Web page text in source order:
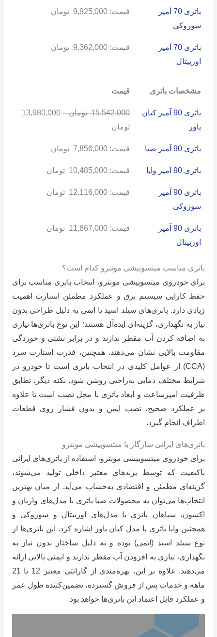
باتری 70 آمپر
سوزوکی
قیمت: 9,925,000 تومان
باتری 70 آمپر
اوربیتال
قیمت: 9,362,000 تومان
مشخصات باتری قیمت
باتری 90 آمپر کیان
پاور
15,542,000 تومان –
13,980,000
تومان
باتری 90 آمپر صبا قیمت: 7,856,000 تومان
باتری 90 آمپر وایا قیمت: 10,485,000 تومان
باتری 90 آمپر
سوزوکی
قیمت: 12,116,000 تومان
باتری 90 آمپر
اوربیتال
قیمت: 11,867,000 تومان
باتری مناسب میتسوبیشی مونترو کدام است؟
برای خودروی میتسوبیشی مونترو، انتخاب باتری مناسب برای
حفظ کارایی سیستم برق و عملکرد مطمئن استارت اهمیت
زیادی دارد. باتری‌های سیلد اسید یا اتمی به دلیل طراحی بدون
نیاز به نگهداری، گزینه‌ای ایده‌آل هستند؛ این نوع باتری‌ها نیازی
به اضافه کردن آب مقطر ندارند و در برابر نشتی و خوردگی
مقاومت بالایی نشان می‌دهند. همچنین، قدرت استارت سرد
(CCA) از عوامل کلیدی در انتخاب باتری است تا خودرو در
شرایط مختلف دمایی به‌راحتی روشن شود. نکته دیگر، تطابق
ظرفیت آمپرساعت و ابعاد باتری با محل نصب است تا علاوه
بر عملکرد صحیح، نصب ایمن و بدون فشار روی قطعات
اطراف انجام گیرد.
باتری‌های ایرانی سازگار با میتسوبیشی مونترو
برای خودروی میتسوبیشی مونترو، استفاده از باتری‌های ایرانی
باکیفیت که توسط برندهای معتبر داخلی تولید می‌شوند،
گزینه‌ای مطمئن و اقتصادی به‌حساب می‌آید. از میان بهترین
انتخاب‌ها می‌توان به محصولات صبا باتری با مدل‌های واریان و
اکسون، سپاهان باتری با مدل‌های اوربیتال و سوزوکی و
همچنین وایا باتری با مدل کیان پاور اشاره کرد. این باتری‌ها از
نوع سیلد اسید (اتمی) بوده و به دلیل ساختار بدون نیاز به
نگهداری، نیازی به افزودن آب مقطر ندارند و ایمنی بالایی ارائه
می‌دهند. علاوه بر این، بهره‌مندی از گارانتی معتبر 12 تا 21
ماهه و خدمات پس از فروش گسترده، تضمین‌کننده طول عمر
و عملکرد قابل اعتماد این باتری‌ها خواهد بود.